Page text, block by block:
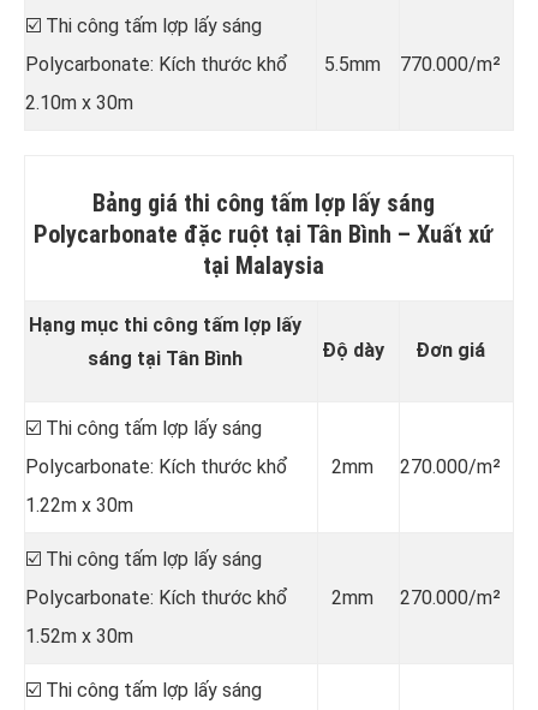
☑️ Thi công tấm lợp lấy sáng
Polycarbonate: Kích thước khổ
2.10m x 30m
5.5mm 770.000/m²
Bảng giá thi công tấm lợp lấy sáng
Polycarbonate đặc ruột tại Tân Bình – Xuất xứ
tại Malaysia
Hạng mục thi công tấm lợp lấy
sáng tại Tân Bình
Độ dày Đơn giá
☑️ Thi công tấm lợp lấy sáng
Polycarbonate: Kích thước khổ
1.22m x 30m
2mm 270.000/m²
☑️ Thi công tấm lợp lấy sáng
Polycarbonate: Kích thước khổ
1.52m x 30m
2mm 270.000/m²
☑️ Thi công tấm lợp lấy sáng